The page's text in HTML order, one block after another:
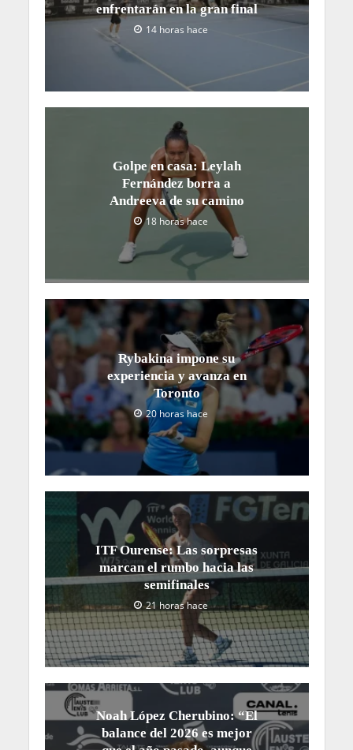
enfrentarán en la gran final
14 horas hace
Golpe en casa: Leylah
Fernández borra a
Andreeva de su camino
18 horas hace
Rybakina impone su
experiencia y avanza en
Toronto
20 horas hace
ITF Ourense: Las sorpresas
marcan el rumbo hacia las
semifinales
21 horas hace
Noah López Cherubino: “El
balance del 2026 es mejor